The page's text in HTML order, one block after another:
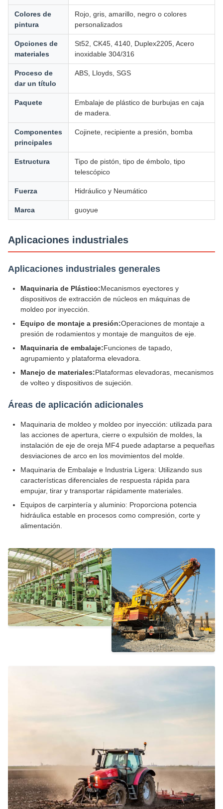
Colores de
pintura
Rojo, gris, amarillo, negro o colores
personalizados
Opciones de
materiales
St52, CK45, 4140, Duplex2205, Acero
inoxidable 304/316
Proceso de
dar un título
ABS, Lloyds, SGS
Paquete
Embalaje de plástico de burbujas en caja
de madera.
Componentes
principales
Cojinete, recipiente a presión, bomba
Estructura
Tipo de pistón, tipo de émbolo, tipo
telescópico
Fuerza Hidráulico y Neumático
Marca guoyue
Aplicaciones industriales
Aplicaciones industriales generales
Maquinaria de Plástico:Mecanismos eyectores y
dispositivos de extracción de núcleos en máquinas de
moldeo por inyección.
Equipo de montaje a presión:Operaciones de montaje a
presión de rodamientos y montaje de manguitos de eje.
Maquinaria de embalaje:Funciones de tapado,
agrupamiento y plataforma elevadora.
Manejo de materiales:Plataformas elevadoras, mecanismos
de volteo y dispositivos de sujeción.
Áreas de aplicación adicionales
Maquinaria de moldeo y moldeo por inyección: utilizada para
las acciones de apertura, cierre o expulsión de moldes, la
instalación de eje de oreja MF4 puede adaptarse a pequeñas
desviaciones de arco en los movimientos del molde.
Maquinaria de Embalaje e Industria Ligera: Utilizando sus
características diferenciales de respuesta rápida para
empujar, tirar y transportar rápidamente materiales.
Equipos de carpintería y aluminio: Proporciona potencia
hidráulica estable en procesos como compresión, corte y
alimentación.